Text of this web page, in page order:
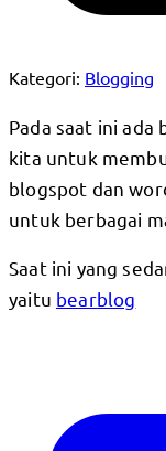
Kategori: Blogging
Pada saat ini ada
kita untuk
blogspot dan
untuk berbagai
Saat ini yang
yaitu bearblog